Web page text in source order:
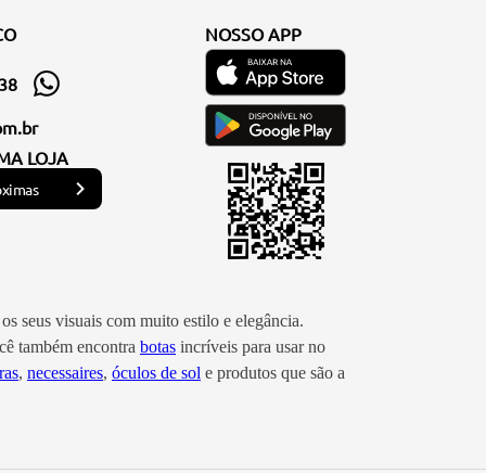
LOJA
NOSSO APP
seus visuais com muito estilo e elegância.
também encontra botas incríveis para usar no
, necessaires, óculos de sol e produtos que são a